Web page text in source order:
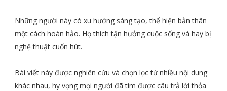
Những người này có xu hướng sáng tạo, thể hiện bản thân
một cách hoàn hảo. Họ thích tận hưởng cuộc sống và hay bị
nghệ thuật cuốn hút.
Bài viết này được nghiên cứu và chọn lọc từ nhiều nội dung
khác nhau, hy vọng mọi người đã tìm được câu trả lời thỏa